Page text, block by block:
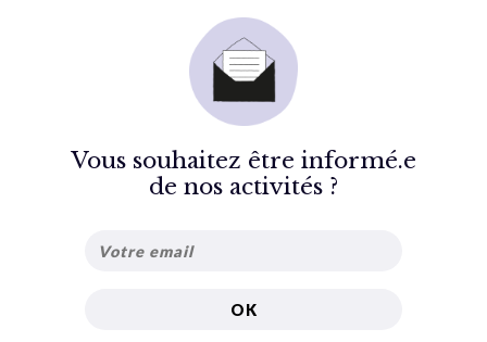
Vous souhaitez être informé.e
de nos activités ?